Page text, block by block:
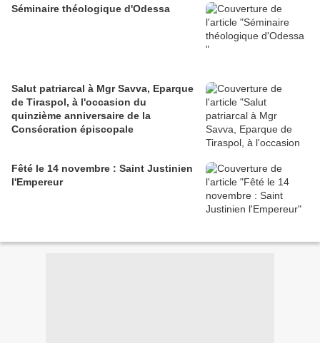
Séminaire théologique d'Odessa
Salut patriarcal à Mgr Savva, Eparque
de Tiraspol, à l'occasion du
quinzième anniversaire de la
Consécration épiscopale
Fêté le 14 novembre : Saint Justinien
l'Empereur